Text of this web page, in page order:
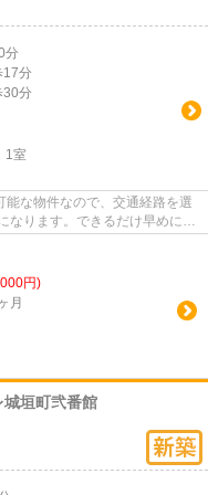
分
17分
30分
1室
な物件なので、交通経路を選
なります。できるだけ早めに不
円)
月
城垣町弐番館